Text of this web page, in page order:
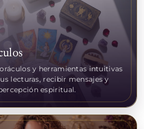
y herramientas intuitivas
lecturas, recibir mensajes y
espiritual.